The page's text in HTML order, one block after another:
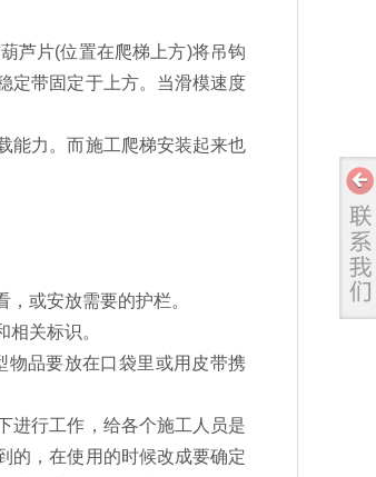
芦片(位置在爬梯上方)将吊钩
定带固定于上方。当滑模速度
能力。而施工爬梯安装起来也
或安放需要的护栏。
关标识。
物品要放在口袋里或用皮带携
进行工作，给各个施工人员是
的，在使用的时候改成要确定